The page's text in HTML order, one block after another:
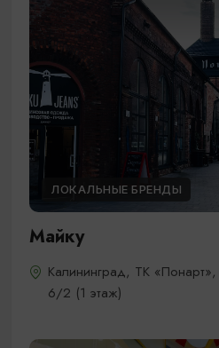
ЛОКАЛЬНЫЕ БРЕНДЫ
Майку
Калининград, ТК «Понарт»,
6/2 (1 этаж)